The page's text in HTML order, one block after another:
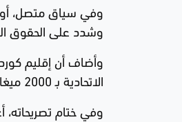
وفي سياق متصل، أوضح
وشدد على الحقوق
وأضاف أن إقليم
الاتحادية بـ 2000 ميغاواط.
وفي ختام تصريحاته،